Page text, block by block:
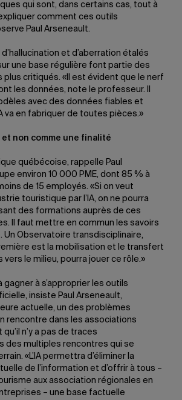
qui sont, dans certains cas, tout à
comment ces outils
Paul Arseneault.
et d’aberration étalés
une base régulière font partie des
plus critiqués. «Il est évident que le nerf
les données, note le professeur. Il
avec des données fiables et
va en fabriquer de toutes pièces.»
et non comme une finalité
québécoise, rappelle Paul
environ 10 000 PME, dont 85 % à
de 15 employés. «Si on veut
touristique par l’IA, on ne pourra
des formations auprès de ces
Il faut mettre en commun les savoirs
Un Observatoire transdisciplinaire,
est la mobilisation et le transfert
vers le milieu, pourra jouer ce rôle.»
gagner à s’approprier les outils
insiste Paul Arseneault,
actuelle, un des problèmes
rencontre dans les associations
n’y a pas de traces
des multiples rencontres qui se
«L’IA permettra d’éliminer la
de l’information et d’offrir à tous –
aux association régionales en
– une base factuelle